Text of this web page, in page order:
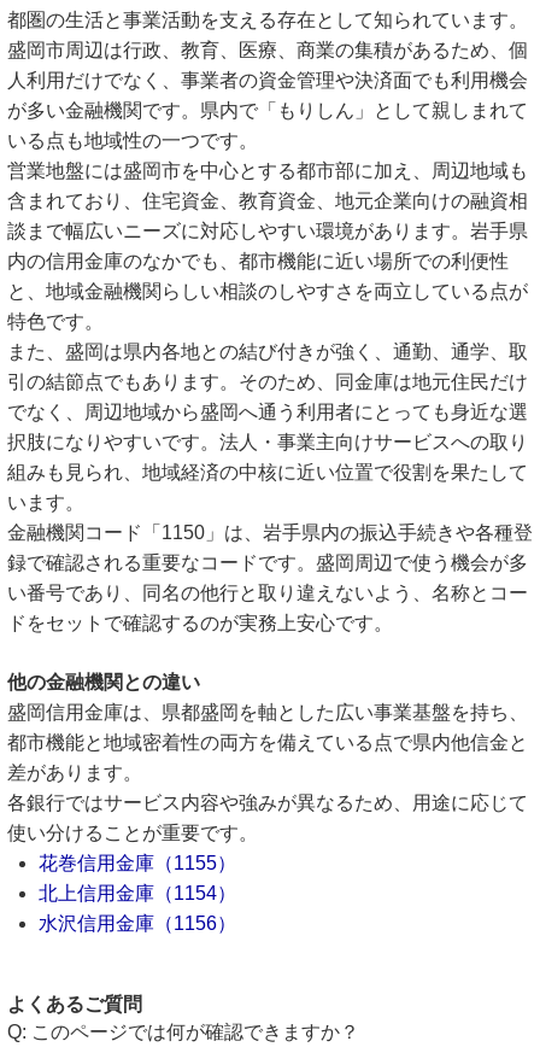
都圏の生活と事業活動を支える存在として知られています。
盛岡市周辺は行政、教育、医療、商業の集積があるため、個
人利用だけでなく、事業者の資金管理や決済面でも利用機会
が多い金融機関です。県内で「もりしん」として親しまれて
いる点も地域性の一つです。
営業地盤には盛岡市を中心とする都市部に加え、周辺地域も
含まれており、住宅資金、教育資金、地元企業向けの融資相
談まで幅広いニーズに対応しやすい環境があります。岩手県
内の信用金庫のなかでも、都市機能に近い場所での利便性
と、地域金融機関らしい相談のしやすさを両立している点が
特色です。
また、盛岡は県内各地との結び付きが強く、通勤、通学、取
引の結節点でもあります。そのため、同金庫は地元住民だけ
でなく、周辺地域から盛岡へ通う利用者にとっても身近な選
択肢になりやすいです。法人・事業主向けサービスへの取り
組みも見られ、地域経済の中核に近い位置で役割を果たして
います。
金融機関コード「1150」は、岩手県内の振込手続きや各種登
録で確認される重要なコードです。盛岡周辺で使う機会が多
い番号であり、同名の他行と取り違えないよう、名称とコー
ドをセットで確認するのが実務上安心です。
他の金融機関との違い
盛岡信用金庫は、県都盛岡を軸とした広い事業基盤を持ち、
都市機能と地域密着性の両方を備えている点で県内他信金と
差があります。
各銀行ではサービス内容や強みが異なるため、用途に応じて
使い分けることが重要です。
花巻信用金庫（1155）
北上信用金庫（1154）
水沢信用金庫（1156）
よくあるご質問
このページでは何が確認できますか？